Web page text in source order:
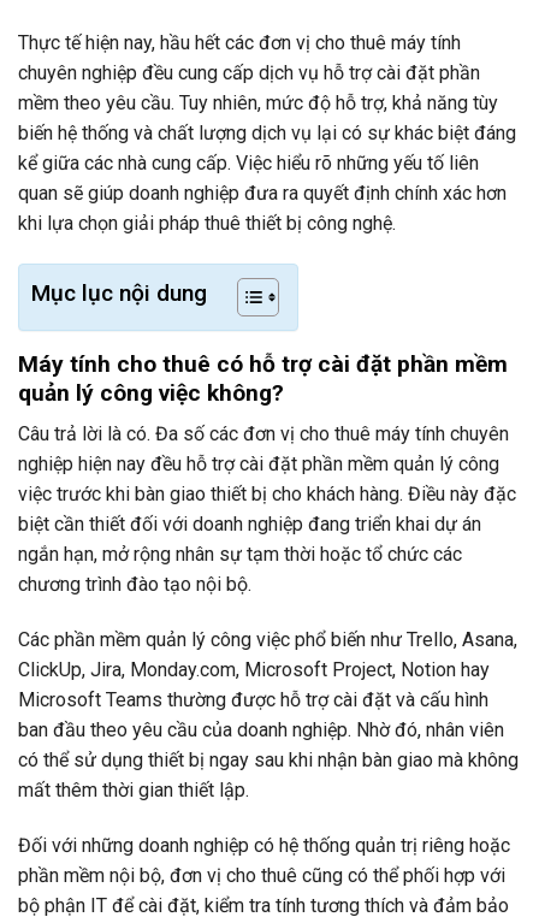
Thực tế hiện nay, hầu hết các đơn vị cho thuê máy tính
chuyên nghiệp đều cung cấp dịch vụ hỗ trợ cài đặt phần
mềm theo yêu cầu. Tuy nhiên, mức độ hỗ trợ, khả năng tùy
biến hệ thống và chất lượng dịch vụ lại có sự khác biệt đáng
kể giữa các nhà cung cấp. Việc hiểu rõ những yếu tố liên
quan sẽ giúp doanh nghiệp đưa ra quyết định chính xác hơn
khi lựa chọn giải pháp thuê thiết bị công nghệ.
Mục lục nội dung
Máy tính cho thuê có hỗ trợ cài đặt phần mềm
quản lý công việc không?
Câu trả lời là có. Đa số các đơn vị cho thuê máy tính chuyên
nghiệp hiện nay đều hỗ trợ cài đặt phần mềm quản lý công
việc trước khi bàn giao thiết bị cho khách hàng. Điều này đặc
biệt cần thiết đối với doanh nghiệp đang triển khai dự án
ngắn hạn, mở rộng nhân sự tạm thời hoặc tổ chức các
chương trình đào tạo nội bộ.
Các phần mềm quản lý công việc phổ biến như Trello, Asana,
ClickUp, Jira, Monday.com, Microsoft Project, Notion hay
Microsoft Teams thường được hỗ trợ cài đặt và cấu hình
ban đầu theo yêu cầu của doanh nghiệp. Nhờ đó, nhân viên
có thể sử dụng thiết bị ngay sau khi nhận bàn giao mà không
mất thêm thời gian thiết lập.
Đối với những doanh nghiệp có hệ thống quản trị riêng hoặc
phần mềm nội bộ, đơn vị cho thuê cũng có thể phối hợp với
bộ phận IT để cài đặt, kiểm tra tính tương thích và đảm bảo